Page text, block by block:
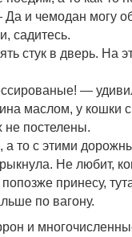
Да и чемодан могу
садитесь.
стук в дверь. На
—
маслом, у кошки
не постелены.
то с этими
Не любит,
принесу,
по вагону.
и